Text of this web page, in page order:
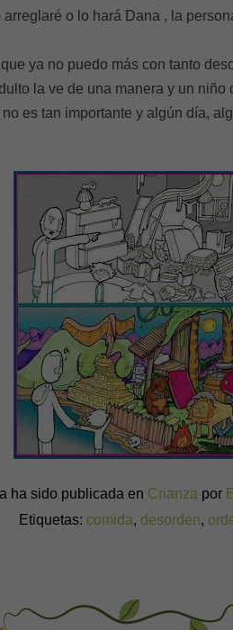
o lo hará Dana , la
ya no puedo más con tanto
la ve de una manera y un
es tan importante y algún día,
ha sido publicada en Crianza por
Etiquetas: comida, desorden,